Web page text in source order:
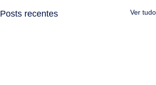
Posts recentes Ver tudo